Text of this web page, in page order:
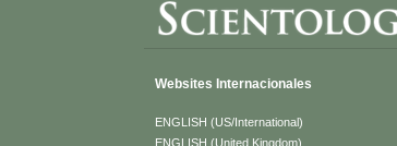
Websites Internacionales
ENGLISH (US/International)
ENGLISH (United Kingdom)